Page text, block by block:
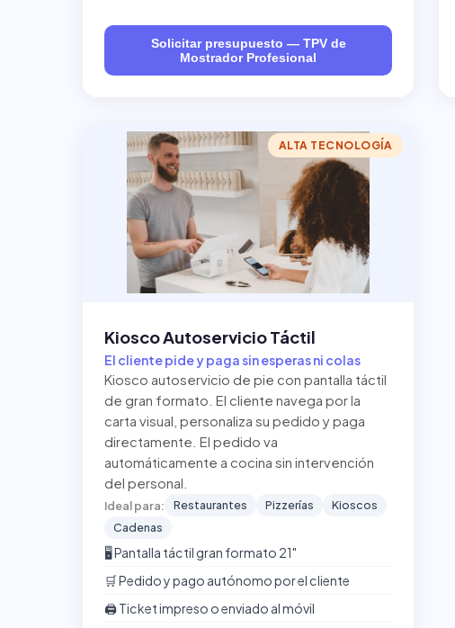
Solicitar presupuesto — TPV de
Mostrador Profesional
ALTA TECNOLOGÍA
Kiosco Autoservicio Táctil
El cliente pide y paga sin esperas ni colas
Kiosco autoservicio de pie con pantalla táctil
de gran formato. El cliente navega por la
carta visual, personaliza su pedido y paga
directamente. El pedido va
automáticamente a cocina sin intervención
del personal.
Ideal para: Restaurantes Pizzerías
Kioscos
Cadenas
🖥️ Pantalla táctil gran formato 21"
🛒 Pedido y pago autónomo por el cliente
🖨️ Ticket impreso o enviado al móvil